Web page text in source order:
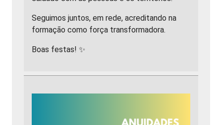
Seguimos juntos, em rede, acreditando na
formação como força transformadora.
Boas festas! ✨